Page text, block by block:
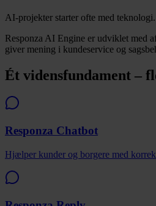
AI-projekter starter ofte med
Responza AI Engine er udviklet med
giver mening i kundeservice og
Ét vidensfundament –
Responza Chatbot
Hjælper kunder og borgere med